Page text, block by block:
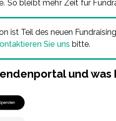
So bleibt mehr Zeit für
ist Teil des neuen
Sie uns bitte.
und was